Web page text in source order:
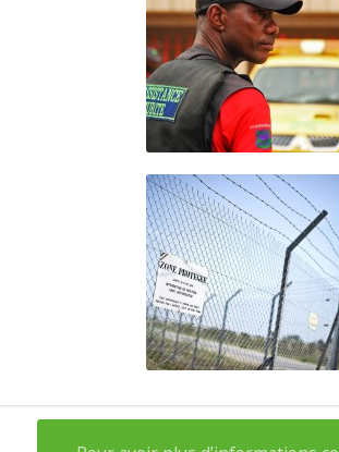
Administrations
et
Établissement
publics
Défense et Sites
Sensibles